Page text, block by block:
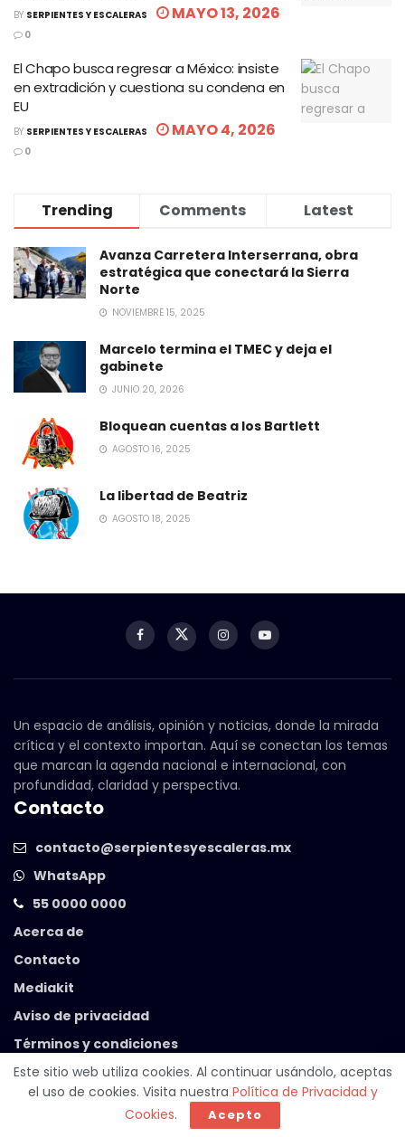
BY SERPIENTES Y ESCALERAS MAYO 13, 2026
0
El Chapo busca regresar a México: insiste
en extradición y cuestiona su condena en
EU
BY SERPIENTES Y ESCALERAS MAYO 4, 2026
0
Trending Comments Latest
Avanza Carretera Interserrana, obra
estratégica que conectará la Sierra
Norte
NOVIEMBRE 15, 2025
Marcelo termina el TMEC y deja el
gabinete
JUNIO 20, 2026
Bloquean cuentas a los Bartlett
AGOSTO 16, 2025
La libertad de Beatriz
AGOSTO 18, 2025
Un espacio de análisis, opinión y noticias, donde la mirada
crítica y el contexto importan. Aquí se conectan los temas
que marcan la agenda nacional e internacional, con
profundidad, claridad y perspectiva.
Contacto
contacto@serpientesyescaleras.mx
WhatsApp
55 0000 0000
Acerca de
Contacto
Mediakit
Aviso de privacidad
Términos y condiciones
© 2025 Serpientes y Escaleras. Powered by
Este sitio web utiliza cookies. Al continuar usándolo, aceptas
el uso de cookies. Visita nuestra Política de Privacidad y
Cookies. Acepto